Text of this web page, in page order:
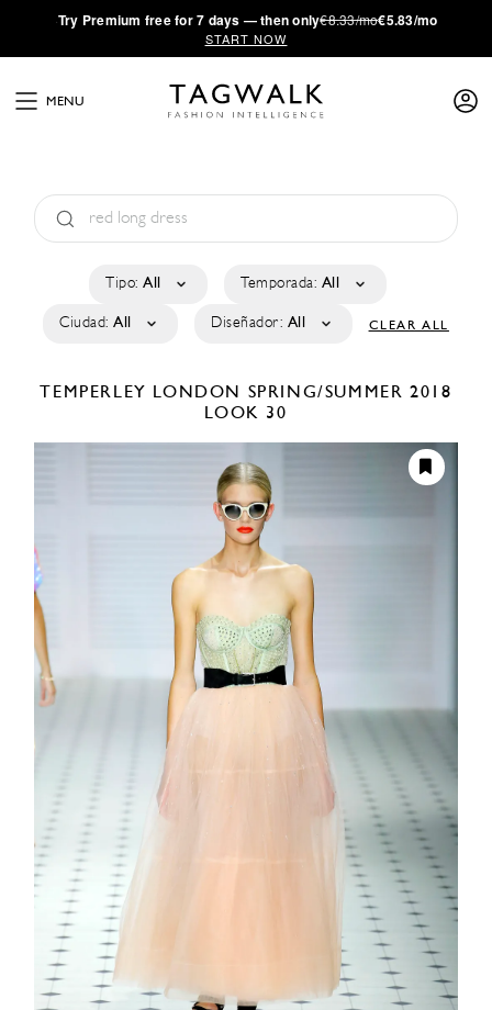
·Try Premium free for 7 days — then only€8.33/mo€5.83/mo
START NOW
MENU
Tipo: All Temporada: All
Ciudad: All Diseñador: All CLEAR ALL
TEMPERLEY LONDON SPRING/SUMMER 2018
LOOK 30